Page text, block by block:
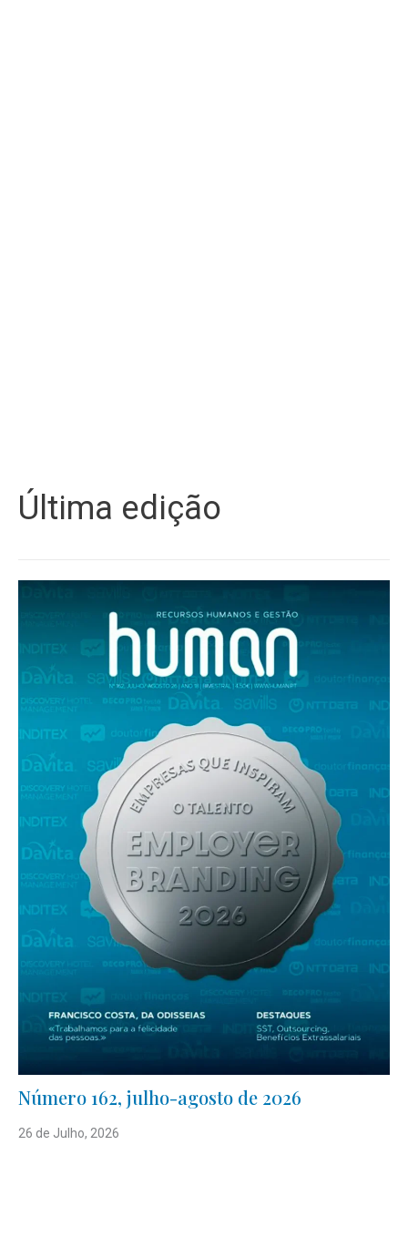
Última edição
Número 162, julho-agosto de 2026
26 de Julho, 2026